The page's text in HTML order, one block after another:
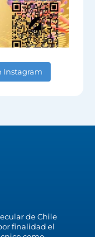
Instagram
de Chile
finalidad el